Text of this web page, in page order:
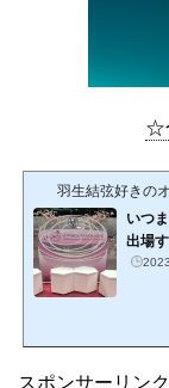
☆
羽生結弦好きの
いつ
出場
スポンサーリンク